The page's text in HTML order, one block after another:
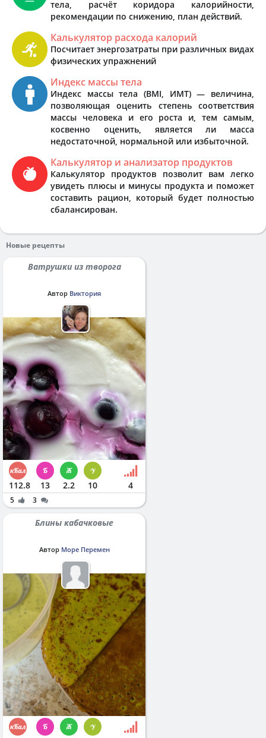
тела, расчёт коридора калорийности,
рекомендации по снижению, план действий.
Калькулятор расхода калорий
Посчитает энергозатраты при различных видах
физических упражнений
Индекс массы тела
Индекс массы тела (BMI, ИМТ) — величина,
позволяющая оценить степень соответствия
массы человека и его роста и, тем самым,
косвенно оценить, является ли масса
недостаточной, нормальной или избыточной.
Калькулятор и анализатор продуктов
Калькулятор продуктов позволит вам легко
увидеть плюсы и минусы продукта и поможет
составить рацион, который будет полностью
сбалансирован.
Новые рецепты
Ватрушки из творога
Автор Виктория
112.8 13 2.2 10 4
5 3
Блины кабачковые
Автор Море Перемен